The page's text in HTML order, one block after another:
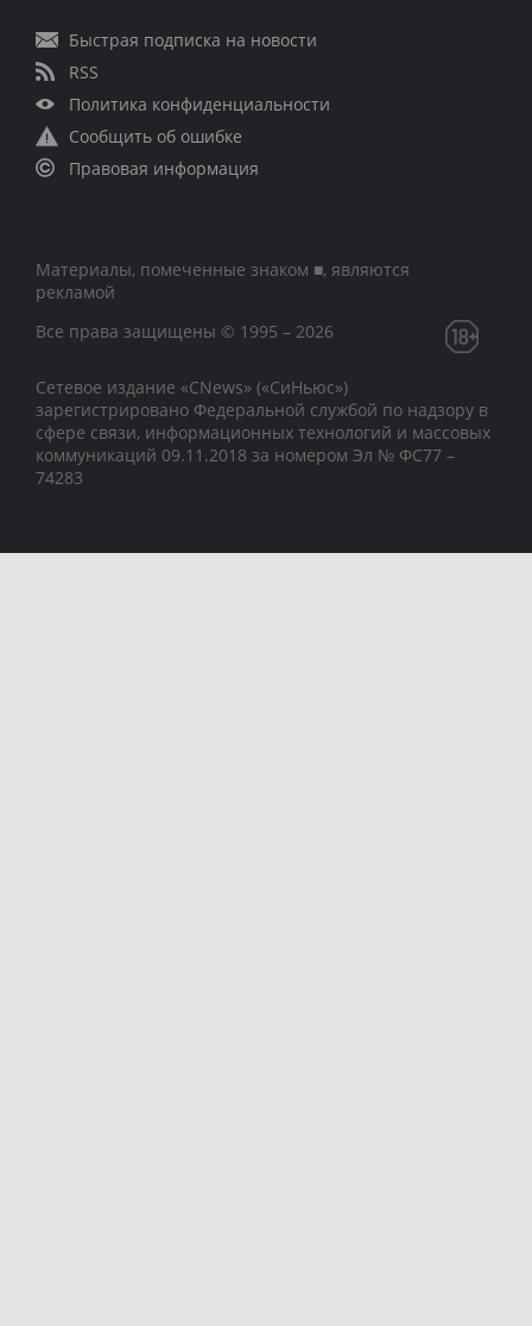
Быстрая подписка на новости
RSS
Политика конфиденциальности
Сообщить об ошибке
Правовая информация
Материалы, помеченные знаком ■, являются
рекламой
Все права защищены © 1995 – 2026
Сетевое издание «CNews» («СиНьюс»)
зарегистрировано Федеральной службой по надзору в
сфере связи, информационных технологий и массовых
коммуникаций 09.11.2018 за номером Эл № ФС77 –
74283